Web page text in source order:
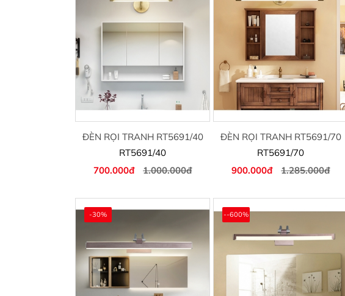
ĐÈN RỌI TRANH RT5691/40
RT5691/40
700.000đ
1.000.000đ
ĐÈN RỌI TRANH RT5691/70
RT5691/70
900.000đ
1.285.000đ
-30% --600%